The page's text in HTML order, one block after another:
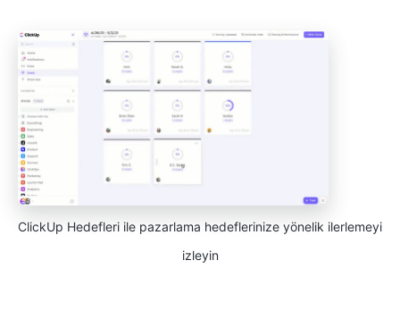
ClickUp Hedefleri ile pazarlama hedeflerinize yönelik ilerlemeyi
izleyin